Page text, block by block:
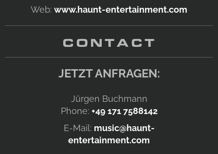
Web: www.haunt-entertainment.com
CONTACT
JETZT ANFRAGEN:
Jürgen Buchmann
Phone: +49 171 7588142
E-Mail: music@haunt-
entertainment.com